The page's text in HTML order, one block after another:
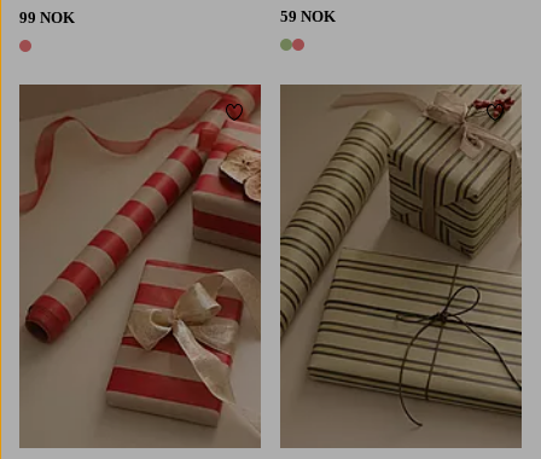
99 NOK
1 farge
59 NOK
2 farger
Legg til favoritter